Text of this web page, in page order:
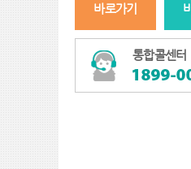
바로가기
통합콜센터